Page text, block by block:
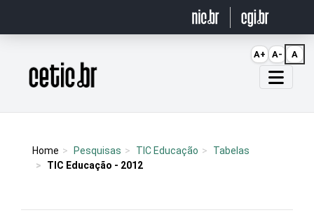
Página inicial
Home Pesquisas TIC Educação
Tabelas
TIC Educação - 2012
A+ A- A